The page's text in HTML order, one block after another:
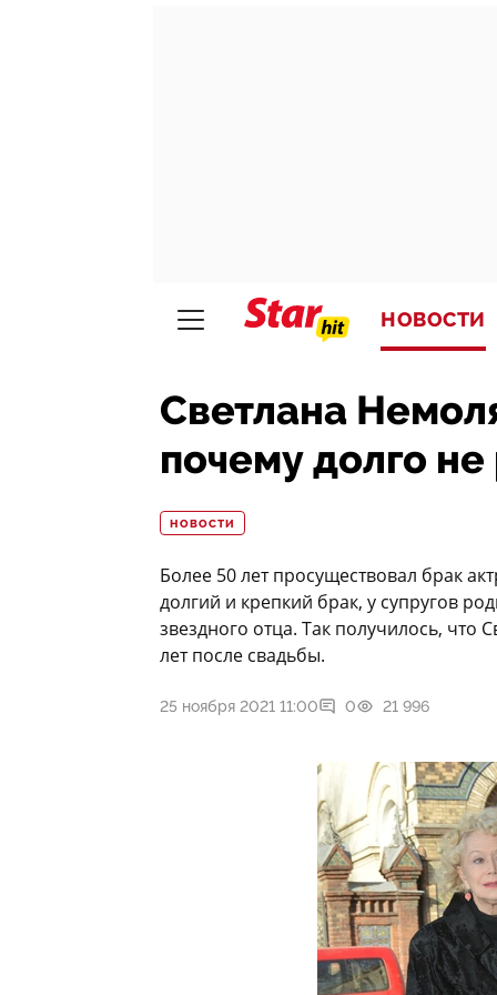
НОВОСТИ
Светлана
почему долго
НОВОСТИ
Более 50 лет просуществовал брак
долгий и крепкий брак, у супругов
звездного отца. Так получилось, что
лет после свадьбы.
25 ноября 2021 11:00 0 21 996